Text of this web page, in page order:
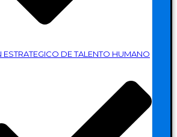
ESTRATEGICO DE TALENTO HUMANO